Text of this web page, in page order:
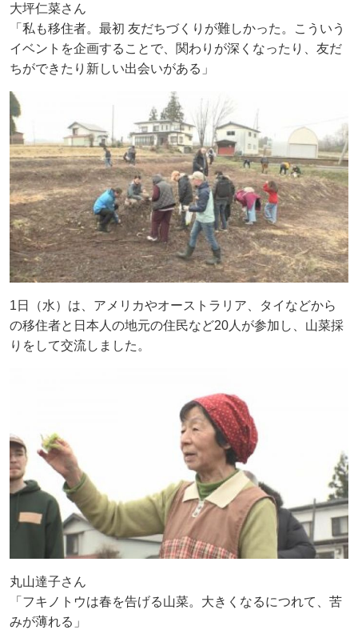
大坪仁菜さん
「私も移住者。最初 友だちづくりが難しかった。こういう
イベントを企画することで、関わりが深くなったり、友だ
ちができたり新しい出会いがある」
1日（水）は、アメリカやオーストラリア、タイなどから
の移住者と日本人の地元の住民など20人が参加し、山菜採
りをして交流しました。
丸山達子さん
「フキノトウは春を告げる山菜。大きくなるにつれて、苦
みが薄れる」